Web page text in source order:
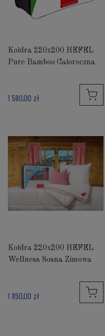
Kołdra 220x200 HEFEL
Pure Bamboo Całoroczna
1 580,00 zł
Kołdra 220x200 HEFEL
Wellness Sosna Zimowa
1 850,00 zł